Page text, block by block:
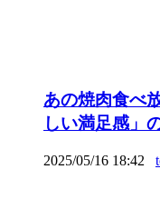
あの焼肉食べ
しい満足感」
2025/05/16 18:42